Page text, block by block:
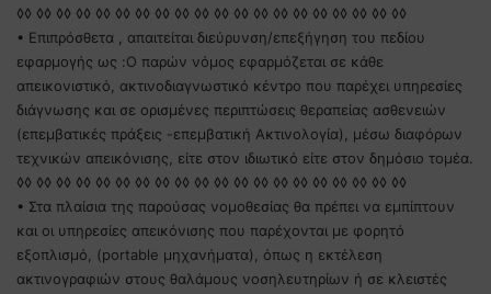
◊◊ ◊◊ ◊◊ ◊◊ ◊◊ ◊◊ ◊◊ ◊◊ ◊◊ ◊◊ ◊◊ ◊◊ ◊◊ ◊◊ ◊◊ ◊◊ ◊◊ ◊◊ ◊◊ ◊◊
• Επιπρόσθετα , απαιτείται διεύρυνση/επεξήγηση του πεδίου
εφαρμογής ως :O παρών νόμος εφαρμόζεται σε κάθε
απεικονιστικό, ακτινοδιαγνωστικό κέντρο που παρέχει υπηρεσίες
διάγνωσης και σε ορισμένες περιπτώσεις θεραπείας ασθενειών
(επεμβατικές πράξεις -επεμβατική Ακτινολογία), μέσω διαφόρων
τεχνικών απεικόνισης, είτε στον ιδιωτικό είτε στον δημόσιο τομέα.
◊◊ ◊◊ ◊◊ ◊◊ ◊◊ ◊◊ ◊◊ ◊◊ ◊◊ ◊◊ ◊◊ ◊◊ ◊◊ ◊◊ ◊◊ ◊◊ ◊◊ ◊◊ ◊◊ ◊◊
• Στα πλαίσια της παρούσας νομοθεσίας θα πρέπει να εμπίπτουν
και οι υπηρεσίες απεικόνισης που παρέχονται με φορητό
εξοπλισμό, (portable μηχανήματα), όπως η εκτέλεση
ακτινογραφιών στους θαλάμους νοσηλευτηρίων ή σε κλειστές